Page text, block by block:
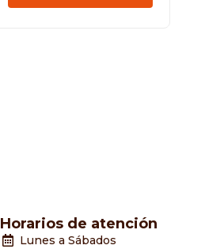
Horarios de atención
Lunes a Sábados